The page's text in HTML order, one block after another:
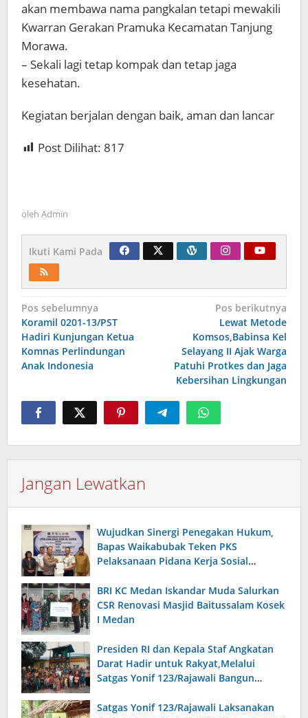
akan membawa nama pangkalan tetapi mewakili
Kwarran Gerakan Pramuka Kecamatan Tanjung
Morawa.
– Sekali lagi tetap kompak dan tetap jaga
kesehatan.
Kegiatan berjalan dengan baik, aman dan lancar
Post Dilihat: 817
oleh Admin
Ikuti Kami Pada
Navigasi
pos
Pos sebelumnya
Koramil 0201-13/PST
Hadiri Kunjungan Ketua
Komnas Perlindungan
Anak Indonesia
Pos berikutnya
Lewat Metode
Komsos,Babinsa Kel
Selayang II Ajak Warga
Patuhi Protkes dan Jaga
Kebersihan Lingkungan
Jangan Lewatkan
Wujudkan Sinergi Penegakan Hukum,
Bapas Waikabubak Teken PKS
Pelaksanaan Pidana Kerja Sosial
BRI KC Medan Iskandar Muda Salurkan
CSR Renovasi Masjid Baitussalam Kosek
I Medan
Presiden RI dan Kepala Staf Angkatan
Darat Hadir untuk Rakyat,Melalui
Satgas Yonif 123/Rajawali Bangun
Satgas Yonif 123/Rajawali Laksanakan